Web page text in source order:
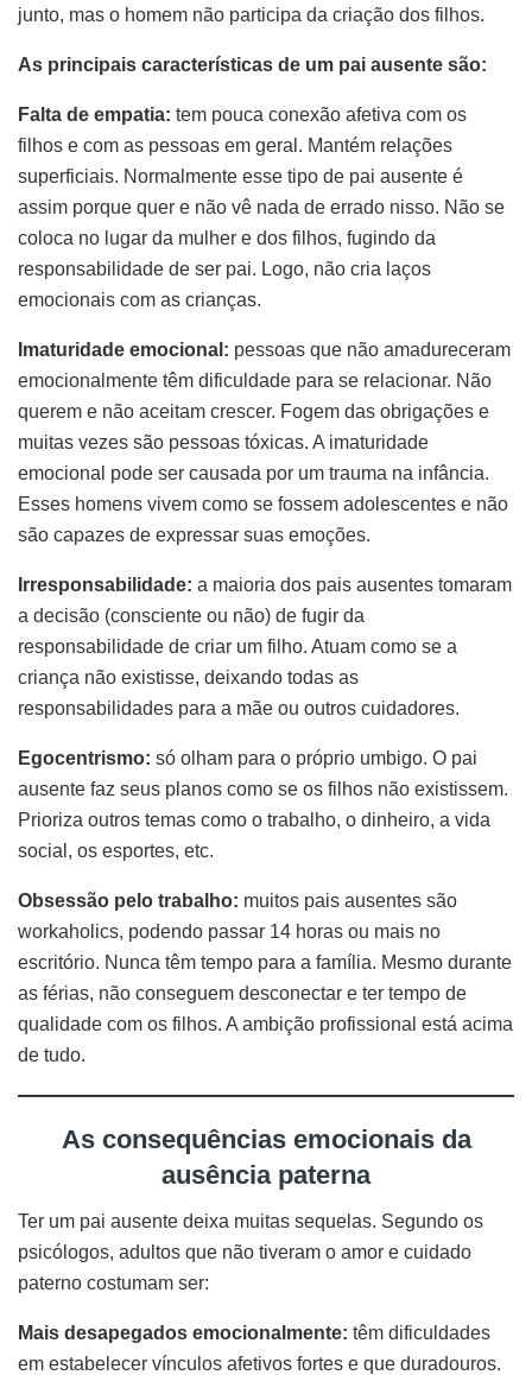
junto, mas o homem não participa da criação dos filhos.
As principais características de um pai ausente são:
Falta de empatia: tem pouca conexão afetiva com os
filhos e com as pessoas em geral. Mantém relações
superficiais. Normalmente esse tipo de pai ausente é
assim porque quer e não vê nada de errado nisso. Não se
coloca no lugar da mulher e dos filhos, fugindo da
responsabilidade de ser pai. Logo, não cria laços
emocionais com as crianças.
Imaturidade emocional: pessoas que não amadureceram
emocionalmente têm dificuldade para se relacionar. Não
querem e não aceitam crescer. Fogem das obrigações e
muitas vezes são pessoas tóxicas. A imaturidade
emocional pode ser causada por um trauma na infância.
Esses homens vivem como se fossem adolescentes e não
são capazes de expressar suas emoções.
Irresponsabilidade: a maioria dos pais ausentes tomaram
a decisão (consciente ou não) de fugir da
responsabilidade de criar um filho. Atuam como se a
criança não existisse, deixando todas as
responsabilidades para a mãe ou outros cuidadores.
Egocentrismo: só olham para o próprio umbigo. O pai
ausente faz seus planos como se os filhos não existissem.
Prioriza outros temas como o trabalho, o dinheiro, a vida
social, os esportes, etc.
Obsessão pelo trabalho: muitos pais ausentes são
workaholics, podendo passar 14 horas ou mais no
escritório. Nunca têm tempo para a família. Mesmo durante
as férias, não conseguem desconectar e ter tempo de
qualidade com os filhos. A ambição profissional está acima
de tudo.
As consequências emocionais da
ausência paterna
Ter um pai ausente deixa muitas sequelas. Segundo os
psicólogos, adultos que não tiveram o amor e cuidado
paterno costumam ser:
Mais desapegados emocionalmente: têm dificuldades
em estabelecer vínculos afetivos fortes e que duradouros.